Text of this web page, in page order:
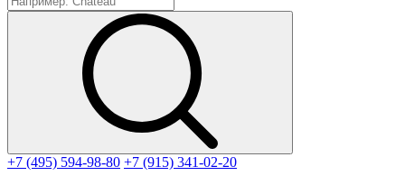
+7 (495) 594-98-80 +7 (915) 341-02-20